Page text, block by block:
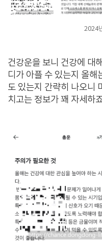
2024
건강운을 보니 건강에 대
디가 아플 수 있는지 올해
도 있는지 간략히 나오니
치고는 정보가 꽤 자세하